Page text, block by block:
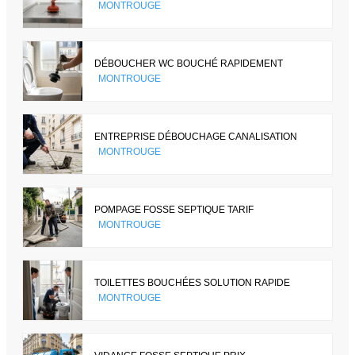
MONTROUGE
DÉBOUCHER WC BOUCHÉ RAPIDEMENT
MONTROUGE
ENTREPRISE DÉBOUCHAGE CANALISATION
MONTROUGE
POMPAGE FOSSE SEPTIQUE TARIF
MONTROUGE
TOILETTES BOUCHÉES SOLUTION RAPIDE
MONTROUGE